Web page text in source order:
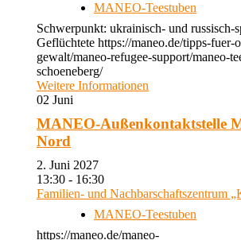
MANEO-Teestuben
Schwerpunkt: ukrainisch- und russisch-
Geflüchtete https://maneo.de/tipps-fuer-
gewalt/maneo-refugee-support/maneo-
schoeneberg/
Weitere Informationen
02 Juni
MANEO-Außenkontaktstelle
Nord
2. Juni 2027
13:30 - 16:30
Familien- und Nachbarschaftszentrum
MANEO-Teestuben
https://maneo.de/maneo-